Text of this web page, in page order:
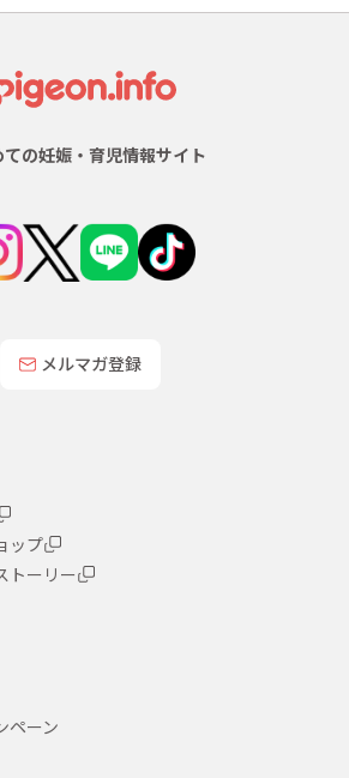
ての妊娠・育児情報サイト
メルマガ登録
ップ
トーリー
ペーン